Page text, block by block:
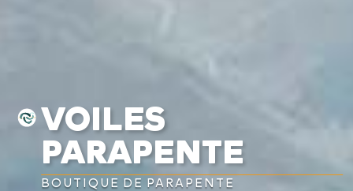
VOILES
PARAPENTE
BOUTIQUE DE PARAPENTE